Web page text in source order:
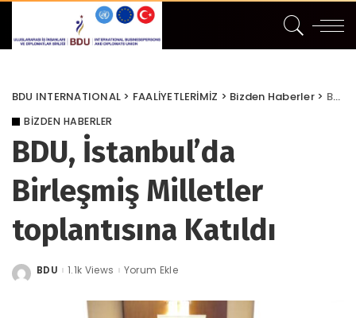
BDU INTERNATIONAL > FAALİYETLERİMİZ > Bizden Haberler> BDU, İstanbul’da Birleşmiş Milletler toplantısına Katıldı
BIZDEN HABERLER
BDU, İstanbul’da
Birleşmiş Milletler
toplantısına Katıldı
Posted
BDU 1.1k Views Yorum Ekle